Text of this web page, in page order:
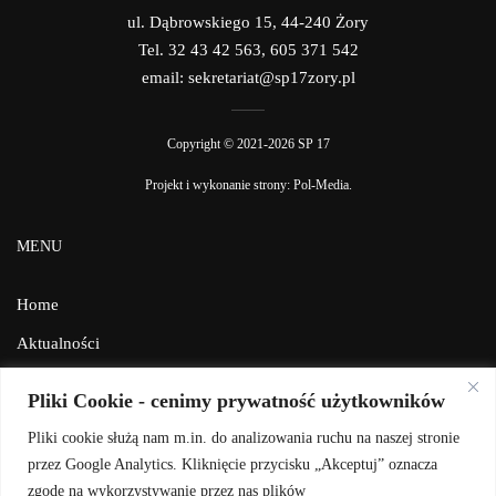
Pliki Cookie - cenimy prywatność użytkowników
Pliki cookie służą nam m.in. do analizowania ruchu na naszej stronie
przez Google Analytics. Kliknięcie przycisku „Akceptuj” oznacza
zgodę na wykorzystywanie przez nas plików
ul. Dąbrowskiego 15, 44-240 Żory
Tel. 32 43 42 563, 605 371 542
email: sekretariat@sp17zory.pl
Copyright © 2021-2026 SP 17
Projekt i wykonanie strony: Pol-Media.
MENU
Home
Aktualności
Kontakt